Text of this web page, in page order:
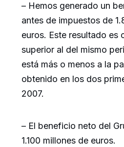
– Hemos generado un
antes de impuestos de
euros. Este resultado es
superior al del mismo
está más o menos a la
obtenido en los dos
2007.
– El beneficio neto del
1.100 millones de euros.